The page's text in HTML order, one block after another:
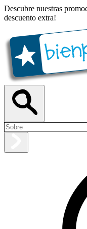
Descubre nuestras
descuento extra!